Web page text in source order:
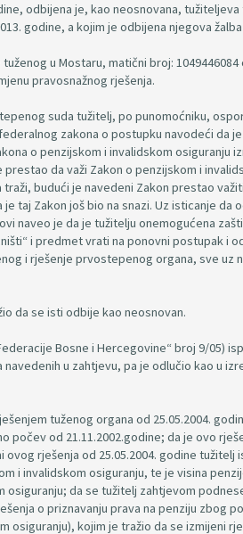
odbijena je, kao neosnovana, tužiteljeva
godine, a kojim je odbijena njegova
u Mostaru, matični broj: 1049446084
pravosnažnog rješenja.
suda tužitelj, po punomoćniku,
zakona o postupku navodeći da
o penzijskom i invalidskom osiguranju
da važi Zakon o penzijskom i
budući je navedeni Zakon prestao
taj Zakon još bio na snazi. Uz isticanje da
naveo je da je tužitelju onemogućena
i predmet vrati na ponovni postupak i
i rješenje prvostepenog organa, sve uz
da se isti odbije kao neosnovan.
Bosne i Hercegovine“ broj 9/05)
u zahtjevu, pa je odlučio kao u
tuženog organa od 25.05.2004.
počev od 21.11.2002.godine; da je ovo
rješenja od 25.05.2004. godine tužitelj
i invalidskom osiguranju, te je visina
osiguranju; da se tužitelj zahtjevom
o priznavanju prava na penziju zbog
osiguranju), kojim je tražio da se izmijeni